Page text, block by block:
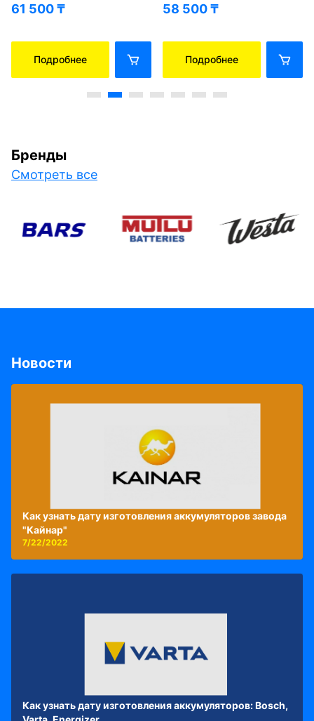
61 500₸
Подробнее
58 500₸
Подробнее
Бренды
Смотреть все
Новости
Как узнать дату изготовления аккумуляторов завода
"Кайнар"
7/22/2022
Как узнать дату изготовления аккумуляторов: Bosch,